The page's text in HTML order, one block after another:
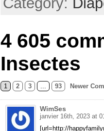
4 605
Insectes
1 2 3 93 Newer
WimSes
janvier 16th, 2023 at
[url=http://